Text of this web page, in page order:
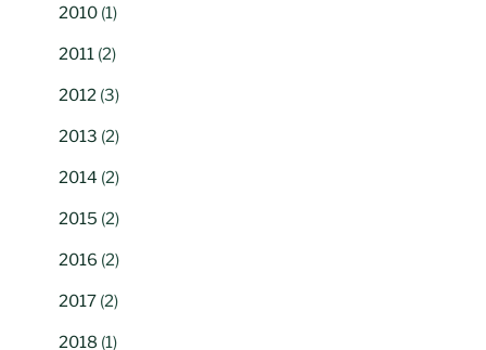
2010 (1)
2011 (2)
2012 (3)
2013 (2)
2014 (2)
2015 (2)
2016 (2)
2017 (2)
2018 (1)